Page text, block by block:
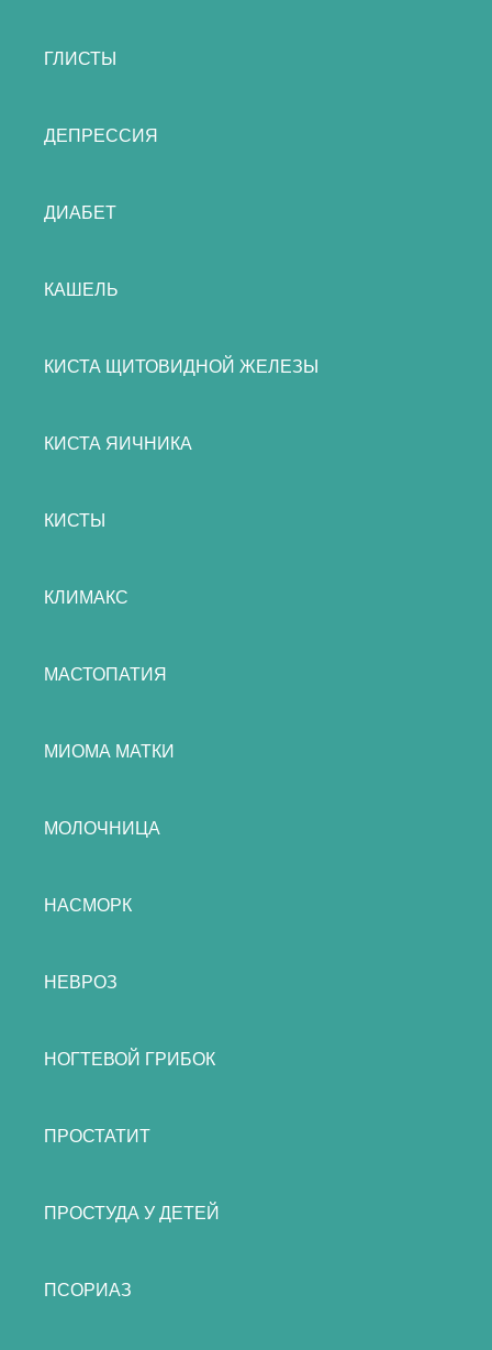
ГЛИСТЫ
ДЕПРЕССИЯ
ДИАБЕТ
КАШЕЛЬ
КИСТА ЩИТОВИДНОЙ ЖЕЛЕЗЫ
КИСТА ЯИЧНИКА
КИСТЫ
КЛИМАКС
МАСТОПАТИЯ
МИОМА МАТКИ
МОЛОЧНИЦА
НАСМОРК
НЕВРОЗ
НОГТЕВОЙ ГРИБОК
ПРОСТАТИТ
ПРОСТУДА У ДЕТЕЙ
ПСОРИАЗ